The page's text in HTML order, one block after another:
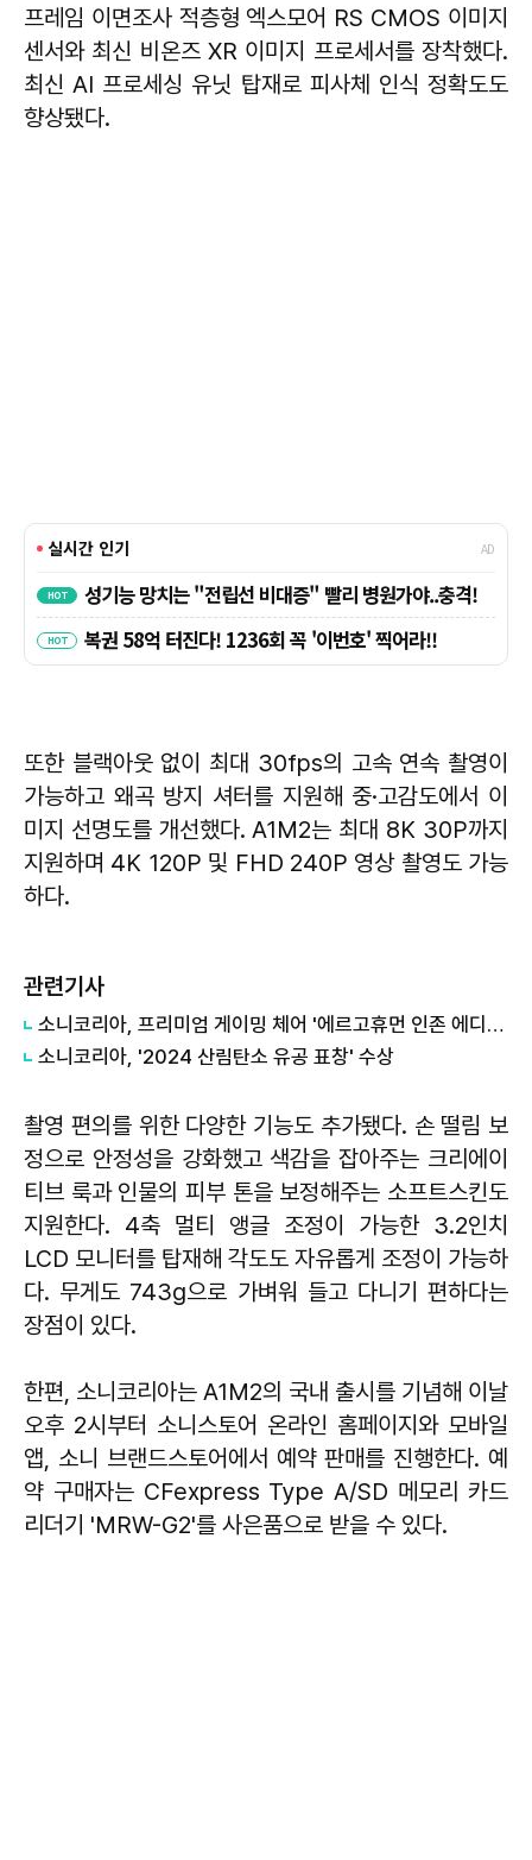
프레임 이면조사 적층형 엑스모어 RS CMOS 이미지
센서와 최신 비온즈 XR 이미지 프로세서를 장착했다.
최신 AI 프로세싱 유닛 탑재로 피사체 인식 정확도도
향상됐다.
또한 블랙아웃 없이 최대 30fps의 고속 연속 촬영이
가능하고 왜곡 방지 셔터를 지원해 중·고감도에서 이
미지 선명도를 개선했다. A1M2는 최대 8K 30P까지
지원하며 4K 120P 및 FHD 240P 영상 촬영도 가능
하다.
관련기사
소니코리아, 프리미엄 게이밍 체어 '에르고휴먼 인존 에디션' 출시
소니코리아, '2024 산림탄소 유공 표창' 수상
촬영 편의를 위한 다양한 기능도 추가됐다. 손 떨림 보
정으로 안정성을 강화했고 색감을 잡아주는 크리에이
티브 룩과 인물의 피부 톤을 보정해주는 소프트스킨도
지원한다. 4축 멀티 앵글 조정이 가능한 3.2인치
LCD 모니터를 탑재해 각도도 자유롭게 조정이 가능하
다. 무게도 743g으로 가벼워 들고 다니기 편하다는
장점이 있다.
한편, 소니코리아는 A1M2의 국내 출시를 기념해 이날
오후 2시부터 소니스토어 온라인 홈페이지와 모바일
앱, 소니 브랜드스토어에서 예약 판매를 진행한다. 예
약 구매자는 CFexpress Type A/SD 메모리 카드
리더기 'MRW-G2'를 사은품으로 받을 수 있다.